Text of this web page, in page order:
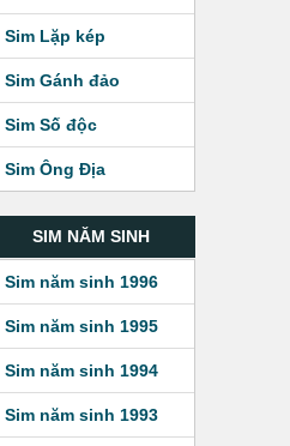
Sim Lặp kép
Sim Gánh đảo
Sim Số độc
Sim Ông Địa
SIM NĂM SINH
Sim năm sinh 1996
Sim năm sinh 1995
Sim năm sinh 1994
Sim năm sinh 1993